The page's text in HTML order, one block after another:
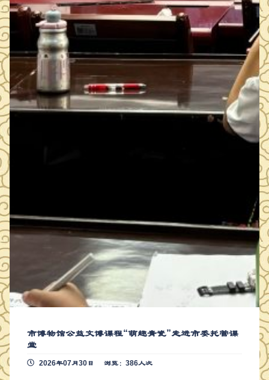
市博物馆公益文博课程“萌趣青瓷”走进市委托管课
堂
2026年07月30日 浏览：386人次